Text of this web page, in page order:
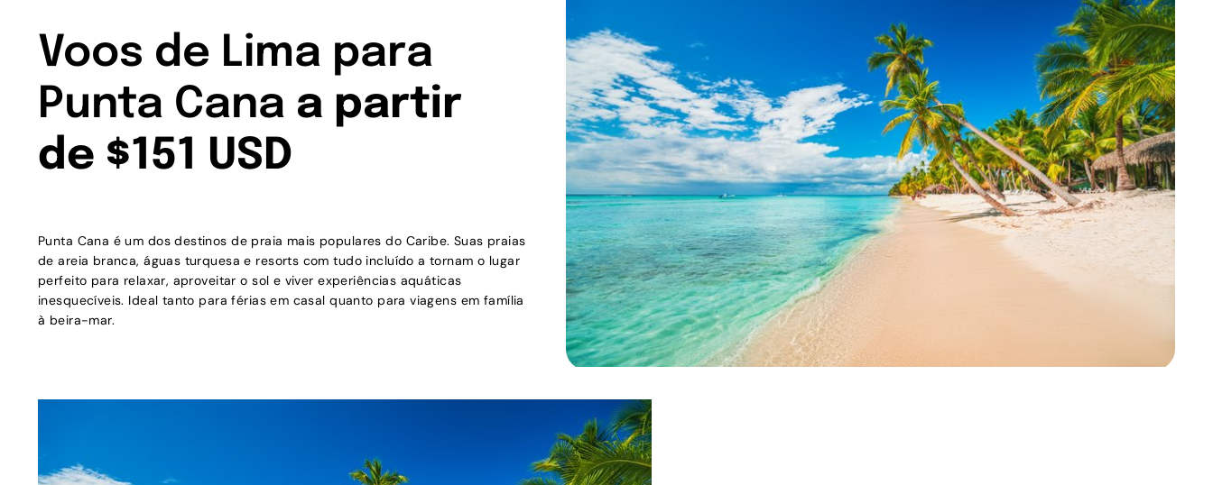
Voos de Lima para
Punta Cana a partir
de $151 USD
Punta Cana é um dos destinos de praia mais populares do Caribe. Suas praias
de areia branca, águas turquesa e resorts com tudo incluído a tornam o lugar
perfeito para relaxar, aproveitar o sol e viver experiências aquáticas
inesquecíveis. Ideal tanto para férias em casal quanto para viagens em família
à beira-mar.